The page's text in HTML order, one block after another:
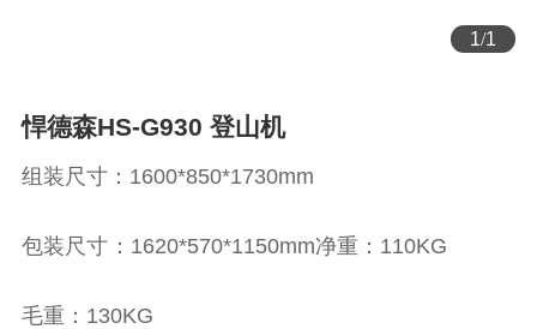
1/1
悍德森HS-G930 登山机
组装尺寸：1600*850*1730mm
包装尺寸：1620*570*1150mm净重：110KG
毛重：130KG